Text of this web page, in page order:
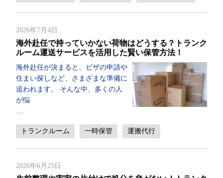
2026年7月4日
海外赴任で持っていかない荷物はどうする？トランク
ルーム運送サービスを活用した賢い保管方法！
海外赴任が決まると、ビザの申請や
住まい探しなど、さまざまな準備に
追われます。 そんな中、多くの人
が悩
トランクルーム 一時保管 運搬代行
2026年6月25日